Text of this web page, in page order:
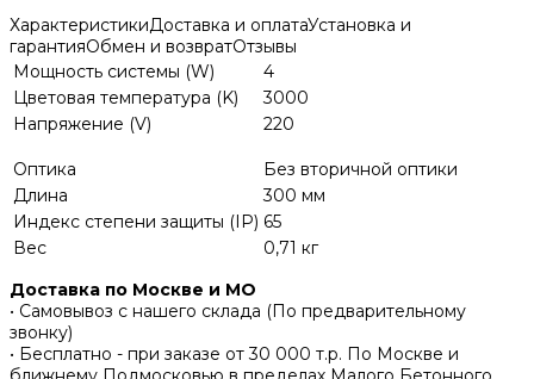
ХарактеристикиДоставка и оплатаУстановка и
гарантияОбмен и возвратОтзывы
Мощность системы (W)
4
Цветовая температура (K)
3000
Напряжение (V)
220
Оптика
Без вторичной оптики
Длина
300 мм
Индекс степени защиты (IP) 65
Вес
0,71 кг
Доставка по Москве и МО
• Самовывоз с нашего склада (По предварительному
звонку)
• Бесплатно - при заказе от 30 000 т.р. По Москве и